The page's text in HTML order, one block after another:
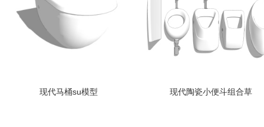
现代马桶su模型 现代陶瓷小便斗组合草